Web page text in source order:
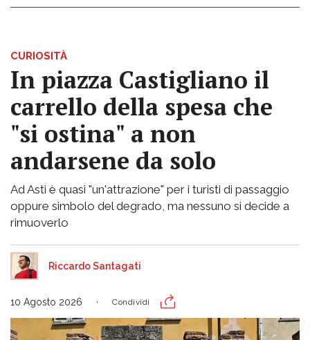
CURIOSITÀ
In piazza Castigliano il
carrello della spesa che
"si ostina" a non
andarsene da solo
Ad Asti è quasi "un'attrazione" per i turisti di passaggio
oppure simbolo del degrado, ma nessuno si decide a
rimuoverlo
Riccardo Santagati
10 Agosto 2026 Condividi